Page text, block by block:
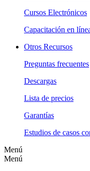
Cursos Electrónicos
Capacitación en
Otros Recursos
Preguntas frecuentes
Descargas
Lista de precios
Garantías
Estudios de casos
Menú
Menú